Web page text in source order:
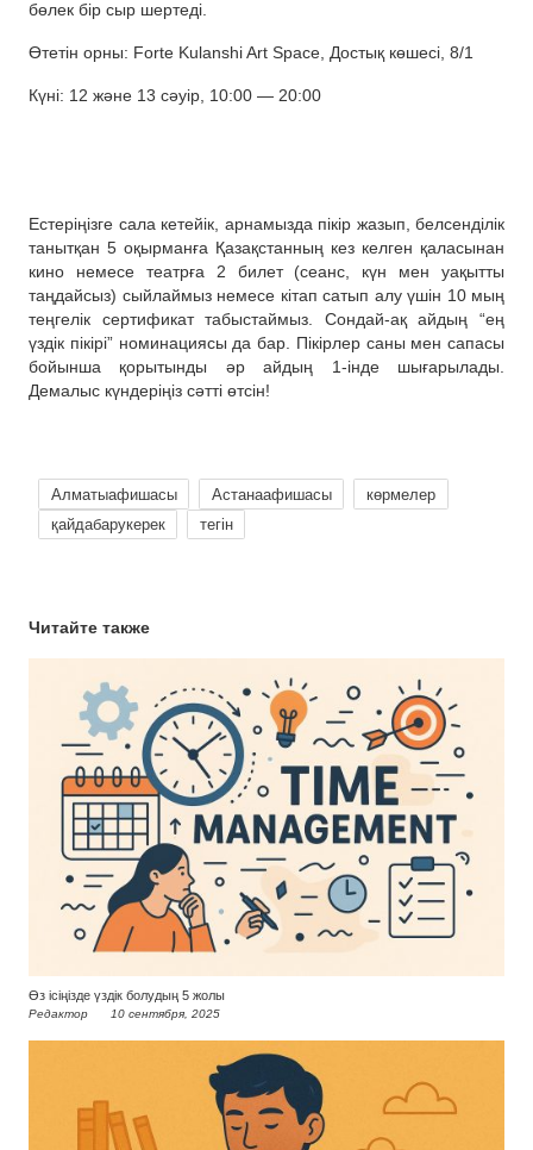
бөлек бір сыр шертеді.
Өтетін орны: Forte Kulanshi Art Space, Достық көшесі, 8/1
Күні: 12 және 13 сәуір, 10:00 — 20:00
Естеріңізге сала кетейік, арнамызда пікір жазып, белсенділік
танытқан 5 оқырманға Қазақстанның кез келген қаласынан
кино немесе театрға 2 билет (сеанс, күн мен уақытты
таңдайсыз) сыйлаймыз немесе кітап сатып алу үшін 10 мың
теңгелік сертификат табыстаймыз. Сондай-ақ айдың “ең
үздік пікірі” номинациясы да бар. Пікірлер саны мен сапасы
бойынша қорытынды әр айдың 1-інде шығарылады.
Демалыс күндеріңіз сәтті өтсін!
Алматыафишасы Астанаафишасы
көрмелер
қайдабарукерек
тегін
Читайте также
Өз ісіңізде үздік болудың 5 жолы
Редактор 10 сентября, 2025